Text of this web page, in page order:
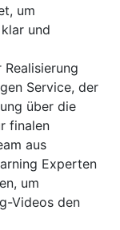
um
und
Service, der
über die
finalen
aus
Experten
um
Videos den